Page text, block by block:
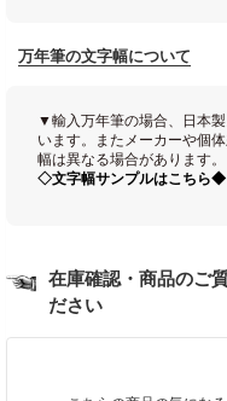
万年筆の文字幅について
▼輸入万年筆の場合、日本
います。またメーカーや個
幅は異なる場合があります。
◇文字幅サンプルはこちら◆
在庫確認・商品のご
ださい